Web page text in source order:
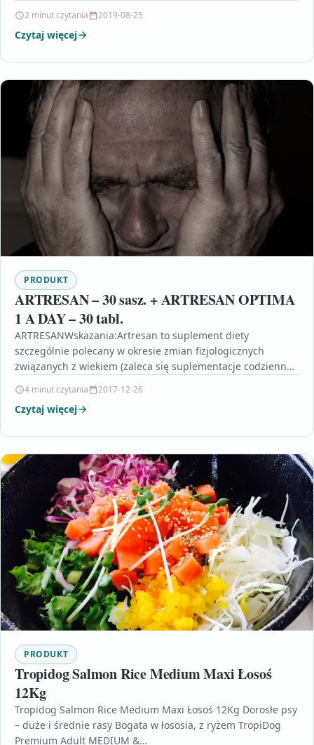
2 minut czytania 2019-08-25
Czytaj więcej
PRODUKT
ARTRESAN – 30 sasz. + ARTRESAN OPTIMA
1 A DAY – 30 tabl.
ARTRESANWskazania:Artresan to suplement diety
szczególnie polecany w okresie zmian fizjologicznych
związanych z wiekiem (zaleca się suplementacje codziennej
4 minut czytania 2017-12-26
Czytaj więcej
PRODUKT
Tropidog Salmon Rice Medium Maxi Łosoś
12Kg
Tropidog Salmon Rice Medium Maxi Łosoś 12Kg Dorosłe psy
– duże i średnie rasy Bogata w łososia, z ryżem TropiDog
Premium Adult MEDIUM &…